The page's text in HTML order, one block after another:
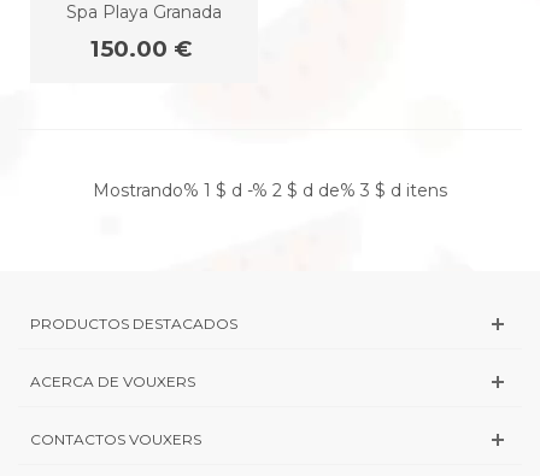
Spa Playa Granada
150.00 €
Mostrando% 1 $ d -% 2 $ d de% 3 $ d itens
PRODUCTOS DESTACADOS
ACERCA DE VOUXERS
CONTACTOS VOUXERS